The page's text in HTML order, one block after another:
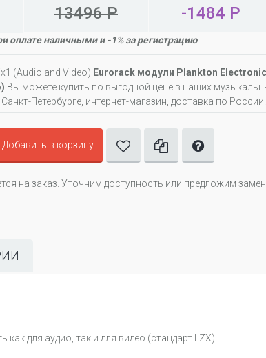
13496 Р -1484 Р
оплате наличными и -1% за регистрацию
(Audio and VIdeo) Eurorack модули Plankton
Вы можете купить по выгодной цене в наших
Петербурге, интернет-магазин, доставка по России.
Добавить в корзину
на заказ. Уточним доступность или предложим
для аудио, так и для видео (стандарт LZX).